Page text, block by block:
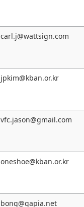
carl.j@wattsign.com
jpkim@kban.or.kr
vfc.jason@gmail.com
oneshoe@kban.or.kr
bong@gapia.net